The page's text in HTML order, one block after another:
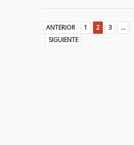
ANTERIOR 1 2 3 …
SIGUIENTE